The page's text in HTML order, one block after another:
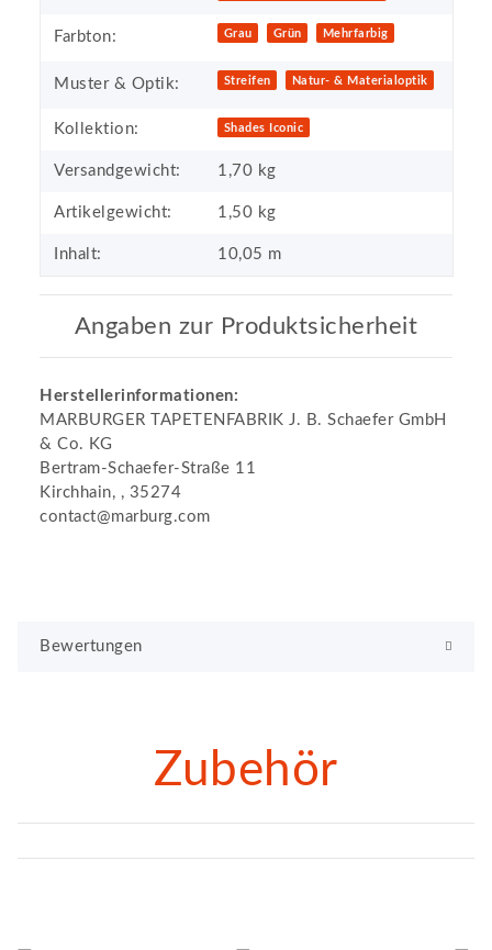
Farbton: Grau Grün Mehrfarbig
Muster & Optik: Streifen Natur- & Materialoptik
Kollektion: Shades Iconic
Versandgewicht: 1,70 kg
Artikelgewicht: 1,50 kg
Inhalt: 10,05 m
Angaben zur Produktsicherheit
Herstellerinformationen:
MARBURGER TAPETENFABRIK J. B. Schaefer GmbH
& Co. KG
Bertram-Schaefer-Straße 11
Kirchhain, , 35274
contact@marburg.com
Bewertungen
Zubehör